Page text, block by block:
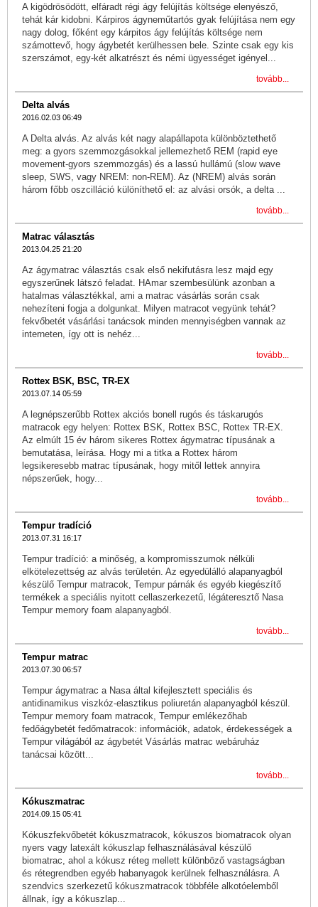
A kigödrösödött, elfáradt régi ágy felújítás költsége elenyésző,
tehát kár kidobni. Kárpiros ágyneműtartós gyak felújítása nem egy
nagy dolog, főként egy kárpitos ágy felújítás költsége nem
számottevő, hogy ágybetét kerülhessen bele. Szinte csak egy kis
szerszámot, egy-két alkatrészt és némi ügyességet igényel...
tovább...
Delta alvás
2016.02.03 06:49
A Delta alvás. Az alvás két nagy alapállapota különböztethető
meg: a gyors szemmozgásokkal jellemezhető REM (rapid eye
movement-gyors szemmozgás) és a lassú hullámú (slow wave
sleep, SWS, vagy NREM: non-REM). Az (NREM) alvás során
három főbb oszcilláció különíthető el: az alvási orsók, a delta ...
tovább...
Matrac választás
2013.04.25 21:20
Az ágymatrac választás csak első nekifutásra lesz majd egy
egyszerűnek látszó feladat. HAmar szembesülünk azonban a
hatalmas választékkal, ami a matrac vásárlás során csak
nehezíteni fogja a dolgunkat. Milyen matracot vegyünk tehát?
fekvőbetét vásárlási tanácsok minden mennyiségben vannak az
interneten, így ott is nehéz...
tovább...
Rottex BSK, BSC, TR-EX
2013.07.14 05:59
A legnépszerűbb Rottex akciós bonell rugós és táskarugós
matracok egy helyen: Rottex BSK, Rottex BSC, Rottex TR-EX.
Az elmúlt 15 év három sikeres Rottex ágymatrac típusának a
bemutatása, leírása. Hogy mi a titka a Rottex három
legsikeresebb matrac típusának, hogy mitől lettek annyira
népszerűek, hogy...
tovább...
Tempur tradíció
2013.07.31 16:17
Tempur tradíció: a minőség, a kompromisszumok nélküli
elkötelezettség az alvás területén. Az egyedülálló alapanyagból
készülő Tempur matracok, Tempur párnák és egyéb kiegészítő
termékek a speciális nyitott cellaszerkezetű, légáteresztő Nasa
Tempur memory foam alapanyagból.
tovább...
Tempur matrac
2013.07.30 06:57
Tempur ágymatrac a Nasa által kifejlesztett speciális és
antidinamikus viszkóz-elasztikus poliuretán alapanyagból készül.
Tempur memory foam matracok, Tempur emlékezőhab
fedőágybetét fedőmatracok: információk, adatok, érdekességek a
Tempur világából az ágybetét Vásárlás matrac webáruház
tanácsai között...
tovább...
Kókuszmatrac
2014.09.15 05:41
Kókuszfekvőbetét kókuszmatracok, kókuszos biomatracok olyan
nyers vagy latexált kókuszlap felhasználásával készülő
biomatrac, ahol a kókusz réteg mellett különböző vastagságban
és rétegrendben egyéb habanyagok kerülnek felhasználásra. A
szendvics szerkezetű kókuszmatracok többféle alkotóelemből
állnak, így a kókuszlap...